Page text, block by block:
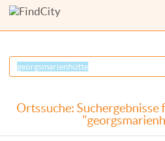
Ortssuche: Suchergebnisse